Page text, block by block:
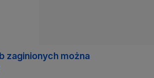
zaginionych można